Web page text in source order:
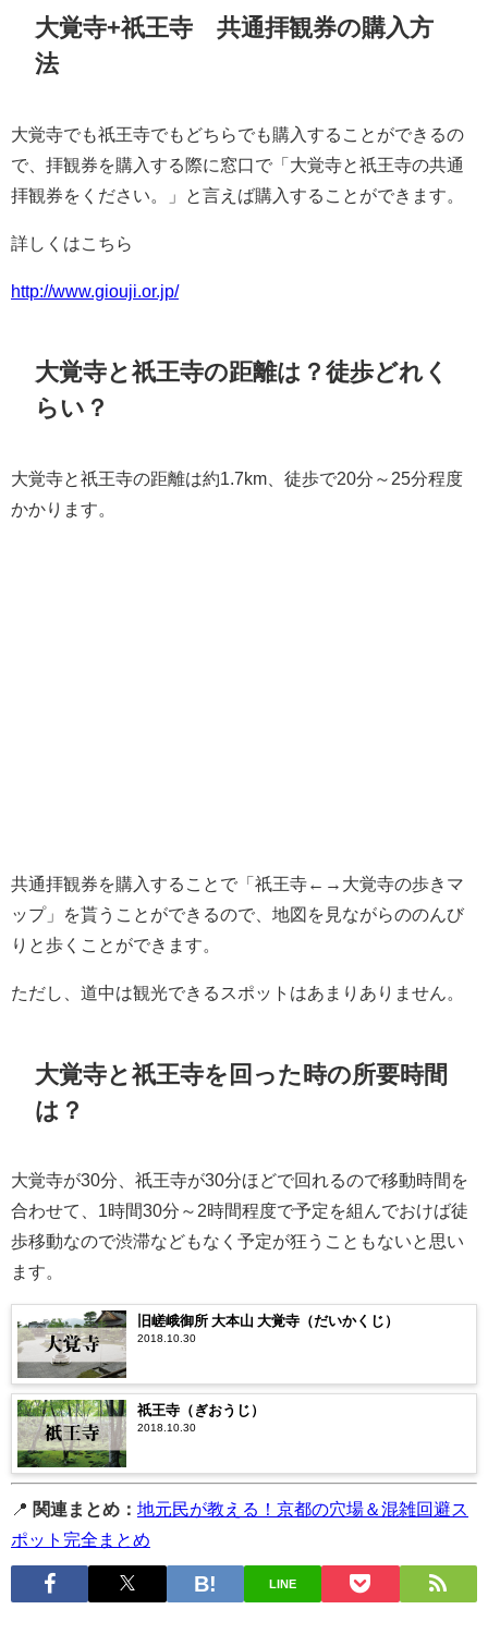
大覚寺+祇王寺 共通拝観券の購入方
法
大覚寺でも祇王寺でもどちらでも購入することができるの
で、拝観券を購入する際に窓口で「大覚寺と祇王寺の共通
拝観券をください。」と言えば購入することができます。
詳しくはこちら
http://www.giouji.or.jp/
大覚寺と祇王寺の距離は？徒歩どれく
らい？
大覚寺と祇王寺の距離は約1.7km、徒歩で20分～25分程度
かかります。
共通拝観券を購入することで「祇王寺←→大覚寺の歩きマ
ップ」を貰うことができるので、地図を見ながらののんび
りと歩くことができます。
ただし、道中は観光できるスポットはあまりありません。
大覚寺と祇王寺を回った時の所要時間
は？
大覚寺が30分、祇王寺が30分ほどで回れるので移動時間を
合わせて、1時間30分～2時間程度で予定を組んでおけば徒
歩移動なので渋滞などもなく予定が狂うこともないと思い
ます。
旧嵯峨御所 大本山 大覚寺（だいかくじ）
2018.10.30
祇王寺（ぎおうじ）
2018.10.30
📍 関連まとめ： 地元民が教える！京都の穴場＆混雑回避ス
ポット完全まとめ
LINE